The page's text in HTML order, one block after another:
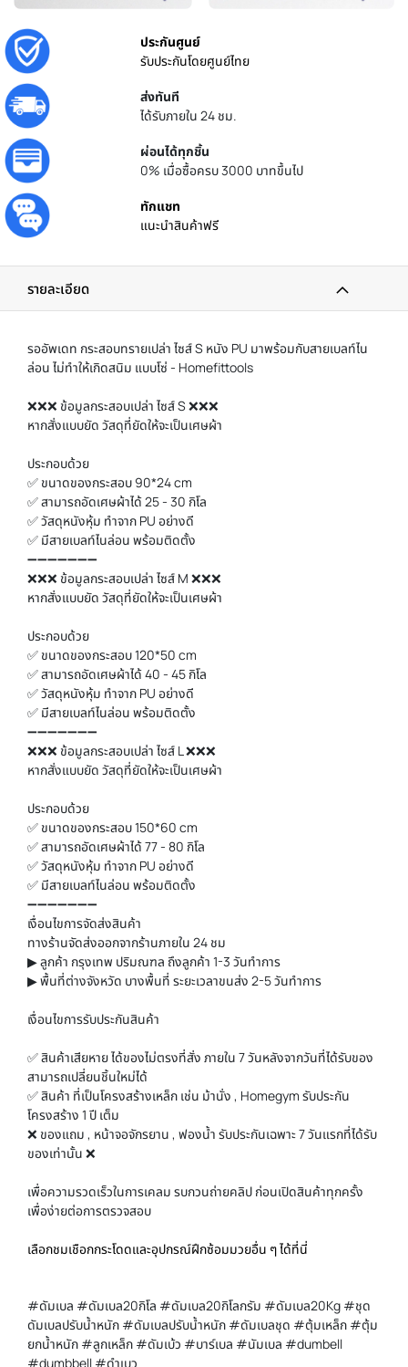
ประกันศูนย์
รับประกันโดยศูนย์ไทย
ส่งทันที
ได้รับภายใน 24 ชม.
ผ่อนได้ทุกชิ้น
0% เมื่อซื้อครบ 3000 บาทขึ้นไป
ทักแชท
แนะนำสินค้าฟรี
รายละเอียด
รออัพเดท กระสอบทรายเปล่า ไซส์ S หนัง PU มาพร้อมกับสายเบลท์ไน
ล่อน ไม่ทำให้เกิดสนิม แบบโซ่ - Homefittools
❌❌❌ ข้อมูลกระสอบเปล่า ไซส์ S ❌❌❌
หากสั่งแบบยัด วัสดุที่ยัดให้จะเป็นเศษผ้า
ประกอบด้วย
✅ ขนาดของกระสอบ 90*24 cm
✅ สามารถอัดเศษผ้าได้ 25 - 30 กิโล
✅ วัสดุหนังหุ้ม ทำจาก PU อย่างดี
✅ มีสายเบลท์ไนล่อน พร้อมติดตั้ง
➖➖➖➖➖➖➖
❌❌❌ ข้อมูลกระสอบเปล่า ไซส์ M ❌❌❌
หากสั่งแบบยัด วัสดุที่ยัดให้จะเป็นเศษผ้า
ประกอบด้วย
✅ ขนาดของกระสอบ 120*50 cm
✅ สามารถอัดเศษผ้าได้ 40 - 45 กิโล
✅ วัสดุหนังหุ้ม ทำจาก PU อย่างดี
✅ มีสายเบลท์ไนล่อน พร้อมติดตั้ง
➖➖➖➖➖➖➖
❌❌❌ ข้อมูลกระสอบเปล่า ไซส์ L ❌❌❌
หากสั่งแบบยัด วัสดุที่ยัดให้จะเป็นเศษผ้า
ประกอบด้วย
✅ ขนาดของกระสอบ 150*60 cm
✅ สามารถอัดเศษผ้าได้ 77 - 80 กิโล
✅ วัสดุหนังหุ้ม ทำจาก PU อย่างดี
✅ มีสายเบลท์ไนล่อน พร้อมติดตั้ง
➖➖➖➖➖➖➖
เงื่อนไขการจัดส่งสินค้า
ทางร้านจัดส่งออกจากร้านภายใน 24 ชม
▶ ลูกค้า กรุงเทพ ปริมณฑล ถึงลูกค้า 1-3 วันทำการ
▶ พื้นที่ต่างจังหวัด บางพื้นที่ ระยะเวลาขนส่ง 2-5 วันทำการ
เงื่อนไขการรับประกันสินค้า
✅ สินค้าเสียหาย ได้ของไม่ตรงที่สั่ง ภายใน 7 วันหลังจากวันที่ได้รับของ
สามารถเปลี่ยนชิ้นใหม่ได้
✅ สินค้า ที่เป็นโครงสร้างเหล็ก เช่น ม้านั่ง , Homegym รับประกัน
โครงสร้าง 1 ปี เต็ม
❌ ของแถม , หน้าจอจักรยาน , ฟองน้ำ รับประกันเฉพาะ 7 วันแรกที่ได้รับ
ของเท่านั้น ❌
เพื่อความรวดเร็วในการเคลม รบกวนถ่ายคลิป ก่อนเปิดสินค้าทุกครั้ง
เพื่อง่ายต่อการตรวจสอบ
เลือกชมเชือกกระโดดและอุปกรณ์ฝึกซ้อมมวยอื่น ๆ ได้ที่นี่
#ดัมเบล #ดัมเบล20กิโล #ดัมเบล20กิโลกรัม #ดัมเบล20Kg #ชุด
ดัมเบลปรับน้ำหนัก #ดัมเบลปรับน้ำหนัก #ดัมเบลชุด #ตุ้มเหล็ก #ตุ้ม
ยกน้ำหนัก #ลูกเหล็ก #ดัมเบ้ว #บาร์เบล #นัมเบล #dumbell
#dumbbell #ดำเบว